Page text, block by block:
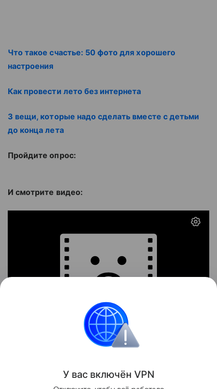
Что такое счастье: 50 фото для хорошего
настроения
Как провести лето без интернета
3 вещи, которые надо сделать вместе с детьми
до конца лета
Пройдите опрос:
И смотрите видео:
Поделиться
У вас включён VPN